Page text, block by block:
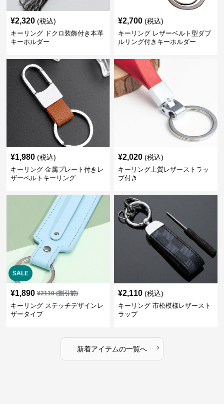
¥2,320 (税込)
キーリング ドクロ装飾付き本革
キーホルダー
¥2,700 (税込)
キーリング レザーベルト型ダブ
ルリング付きキーホルダー
¥1,980 (税込)
キーリング 金属プレート付きレ
ザーベルトキーリング
¥2,020 (税込)
キーリング上質レザーストラッ
プ付き
SALE
¥1,890 ¥2110(割引前)
キーリング ステッチデザインレ
ザータイプ
¥2,110 (税込)
キーリング 市松模様レザースト
ラップ
新着アイテムの一覧へ ›